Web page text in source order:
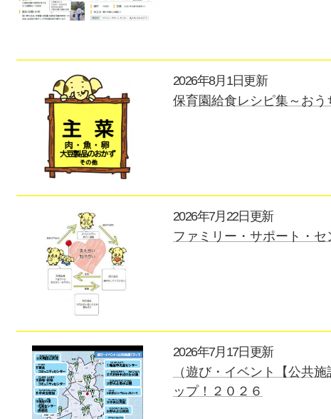
2026年8月1日更新
保育園給食レシピ集～おう
2026年7月22日更新
ファミリー・サポート・
2026年7月17日更新
（遊び・イベント【公共
ップ！２０２６